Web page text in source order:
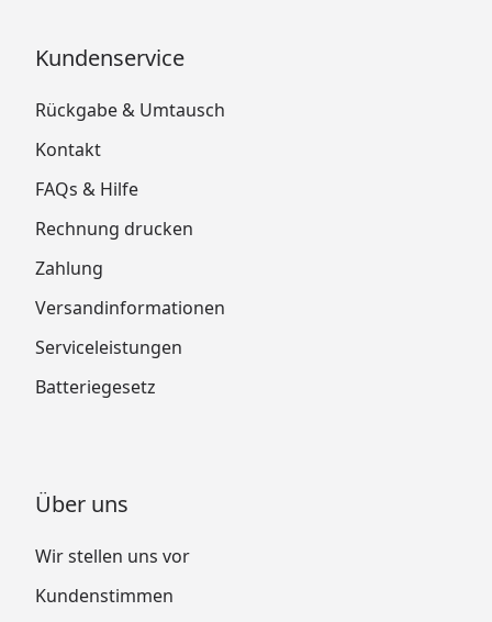
Kundenservice
Rückgabe & Umtausch
Kontakt
FAQs & Hilfe
Rechnung drucken
Zahlung
Versandinformationen
Serviceleistungen
Batteriegesetz
Über uns
Wir stellen uns vor
Kundenstimmen